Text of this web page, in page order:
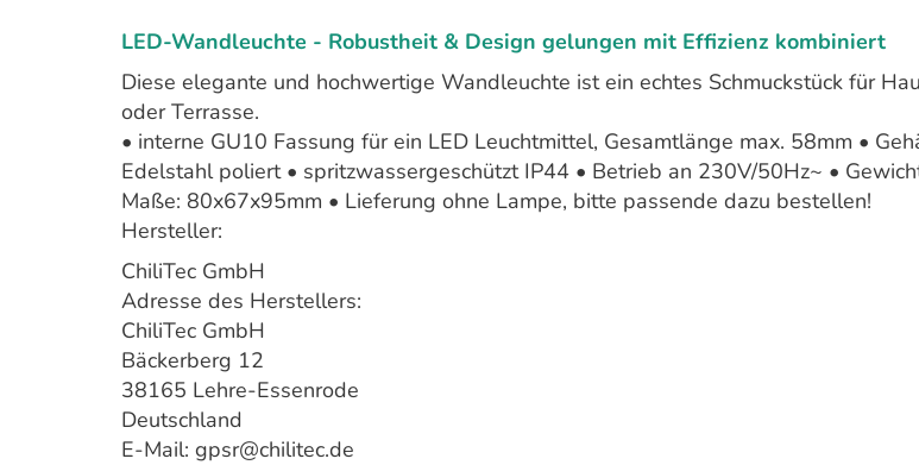
LED-Wandleuchte - Robustheit & Design gelungen mit Effizienz kombiniert
Diese elegante und hochwertige Wandleuchte ist ein echtes Schmuckstück für
oder Terrasse.
• interne GU10 Fassung für ein LED Leuchtmittel, Gesamtlänge max. 58mm •
Edelstahl poliert • spritzwassergeschützt IP44 • Betrieb an 230V/50Hz~ •
Maße: 80x67x95mm • Lieferung ohne Lampe, bitte passende dazu bestellen!
Hersteller:
ChiliTec GmbH
Adresse des Herstellers:
ChiliTec GmbH
Bäckerberg 12
38165 Lehre-Essenrode
Deutschland
E-Mail: gpsr@chilitec.de